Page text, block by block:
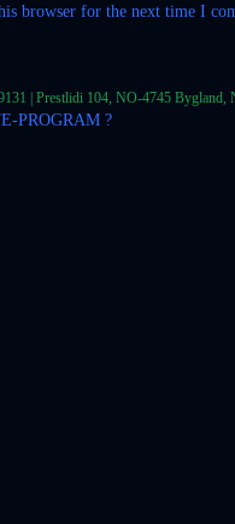
browser for the next time I
| Prestlidi 104, NO-4745
PROGRAM ?